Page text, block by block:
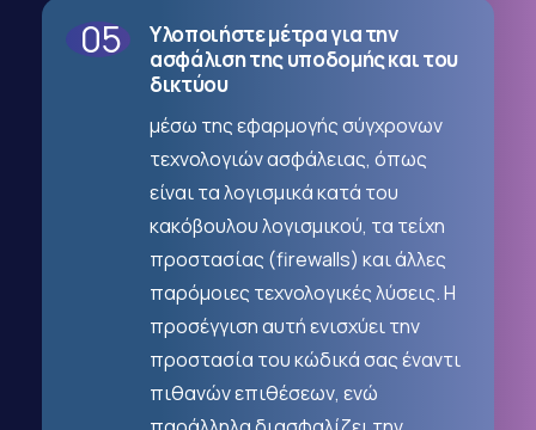
05
Υλοποιήστε μέτρα για την
ασφάλιση της υποδομής και του
δικτύου
μέσω της εφαρμογής σύγχρονων
τεχνολογιών ασφάλειας, όπως
είναι τα λογισμικά κατά του
κακόβουλου λογισμικού, τα τείχη
προστασίας (firewalls) και άλλες
παρόμοιες τεχνολογικές λύσεις. Η
προσέγγιση αυτή ενισχύει την
προστασία του κώδικά σας έναντι
πιθανών επιθέσεων, ενώ